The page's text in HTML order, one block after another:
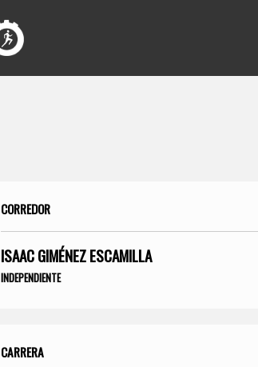
CORREDOR
ISAAC GIMÉNEZ ESCAMILLA
INDEPENDIENTE
CARRERA